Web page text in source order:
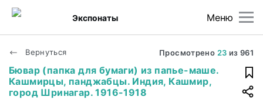
Меню
Экспонаты
Вернуться Просмотрено 23 из 961
Бювар (папка для бумаги) из папье-маше.
Кашмирцы, панджабцы. Индия, Кашмир,
город Шринагар. 1916-1918